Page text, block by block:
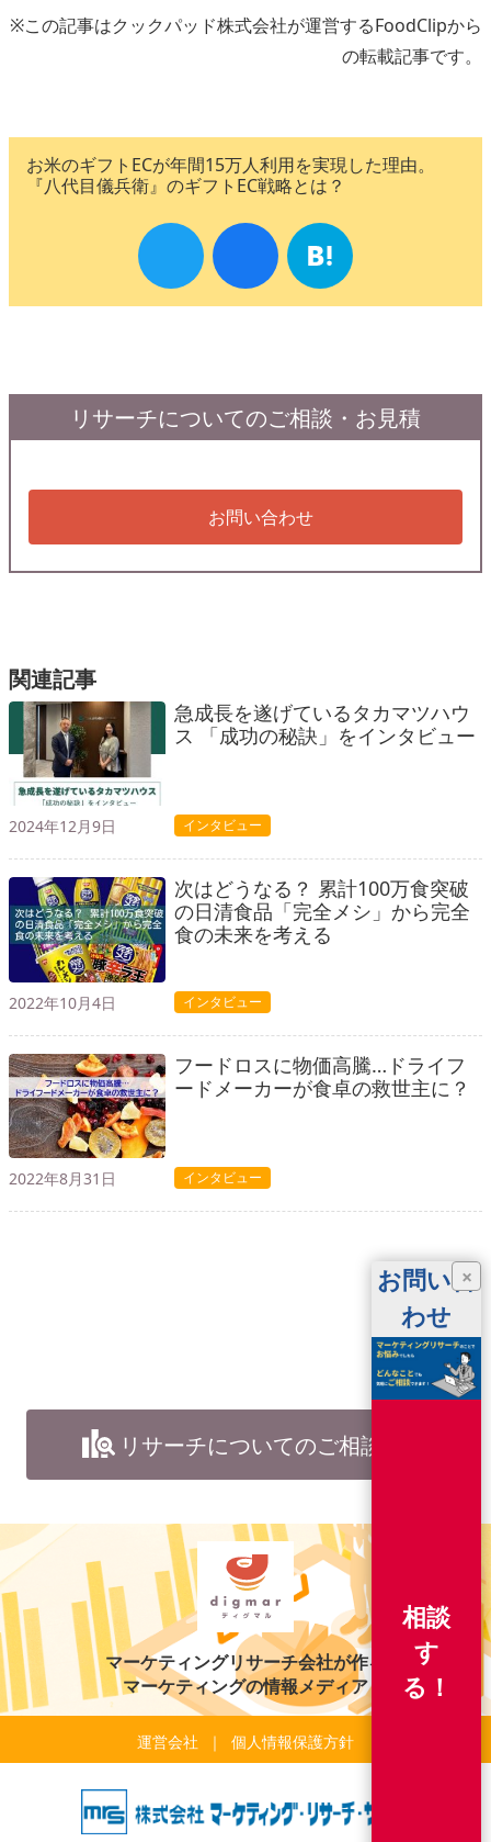
※この記事はクックパッド株式会社が運営するFoodClipから
の転載記事です。
お米のギフトECが年間15万人利用を実現した理由。
『八代目儀兵衛』のギフトEC戦略とは？
リサーチについてのご相談・お見積
お問い合わせ
関連記事
急成長を遂げているタカマツハウ
ス 「成功の秘訣」をインタビュー
2024年12月9日 インタビュー
次はどうなる？ 累計100万食突破
の日清食品「完全メシ」から完全
食の未来を考える
2022年10月4日 インタビュー
フードロスに物価高騰…ドライフ
ードメーカーが食卓の救世主に？
2022年8月31日 インタビュー
リサーチについてのご相談
マーケティングリサーチ会社が作る
マーケティングの情報メディア
運営会社 個人情報保護方針
×
お問い合
わせ
相談
す
る！